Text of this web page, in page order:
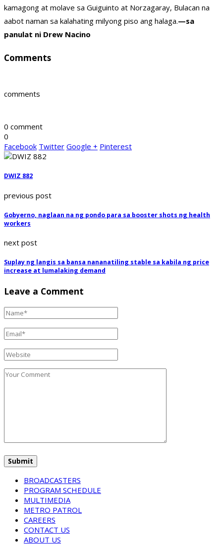
kamagong at molave sa Guiguinto at Norzagaray, Bulacan na
aabot naman sa kalahating milyong piso ang halaga.—sa
panulat ni Drew Nacino
Comments
comments
0 comment
0
Facebook Twitter Google + Pinterest
DWIZ 882
previous post
Gobyerno, naglaan na ng pondo para sa booster shots ng health
workers
next post
Suplay ng langis sa bansa nananatiling stable sa kabila ng price
increase at lumalaking demand
Leave a Comment
BROADCASTERS
PROGRAM SCHEDULE
MULTIMEDIA
METRO PATROL
CAREERS
CONTACT US
ABOUT US